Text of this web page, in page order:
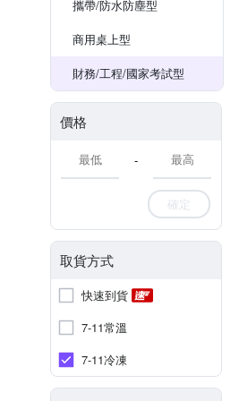
攜帶/防水防塵型
商用桌上型
財務/工程/國家考試型
價格
-
確定
取貨方式
快速到貨
7-11常溫
7-11冷凍